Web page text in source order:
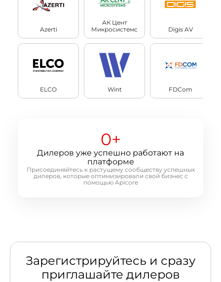
Azerti
ELCO
АК Цент
Микросистемс
Wint
Digis AV
FDCom
0+
Дилеров уже успешно работают на
платформе
Присоединяйтесь к растущему сообществу успешных
дилеров, которые оптимизировали свой бизнес с
помощью Apicore
Зарегистрируйтесь и сразу
приглашайте дилеров